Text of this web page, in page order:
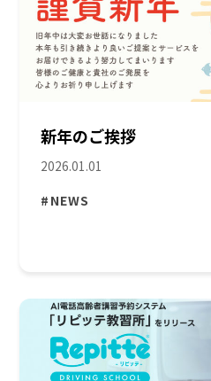
新年のご挨拶
2026.01.01
#NEWS